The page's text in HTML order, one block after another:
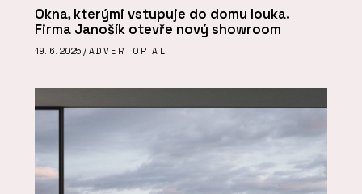
Okna, kterými vstupuje do domu louka.
Firma Janošík otevře nový showroom
19. 6. 2025 / ADVERTORIAL